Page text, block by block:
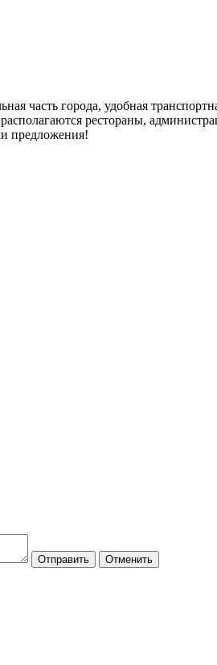
города, удобная
рестораны,
предложения!